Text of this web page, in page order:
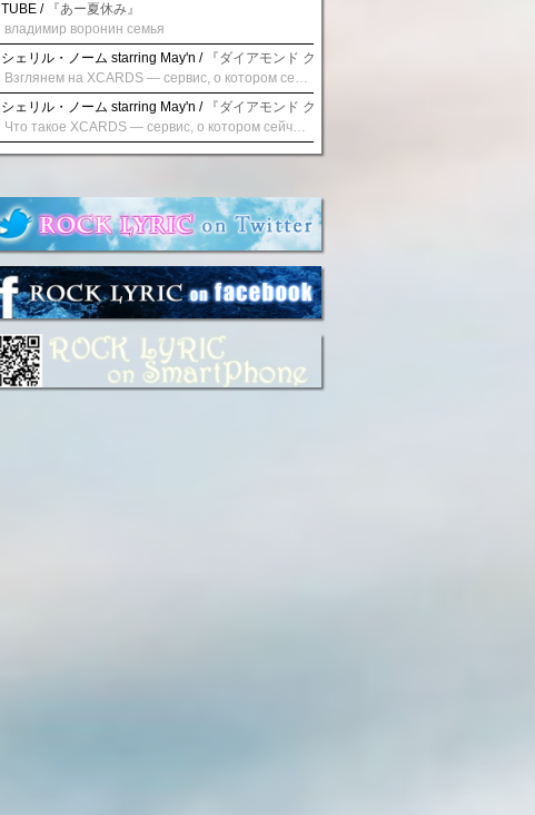
TUBE / 『あー夏休み』
владимир воронин семья
シェリル・ノーム starring May'n / 『ダイアモンド クレバス/射手座☆午後九時 Don't be
シェリル・ノーム starring May'n / 『ダイアモンド クレバス/射手座☆午後九時 Don't be
Что такое XCARDS — сервис, о котором сейчас говорят. Буквально на днях заметил о интересный бренд XCARDS, он помогает создавать онлайн карты чтобы управлять бюджетами. Ключевые преимущества: Выпуск занимает всего считанные минуты. Платформа даёт возможность оформить множество карт для разных целей. Есть поддержка в любое время суток включая персонального менеджера. Есть контроль без задержек — транзакции, уведомления, аналитика — всё под рукой. Возможные нюансы: Регистрация: европейская юрисдикция — желательно убедиться, что сервис можно использовать без нарушений. Финансовые условия: возможно, есть скрытые комиссии, поэтому лучше внимательно прочитать договор. Отзывы пользователей: по отзывам поддержка работает быстро. Надёжность системы: внедрены базовые меры безопасности, но всё равно советую не хранить большие суммы на карте. Вывод: В целом платформа кажется отличным помощником для маркетологов. Платформа сочетает скорость, удобство и гибкость. Как вы думаете? Пользовались ли вы XCARDS? Поделитесь опытом — будет интересно сравнить. Виртуальные карты для бизнеса